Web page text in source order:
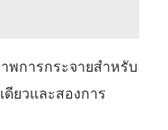
พการกระจายสำหรับ
ยวและสองการ